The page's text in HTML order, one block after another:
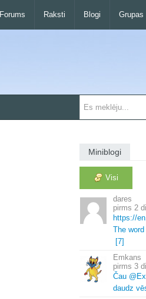
Forums Raksti Blogi Grupas
Miniblogi
Visi
dares
2
https://
The
[7]
Emkans
3
Čau
daudz